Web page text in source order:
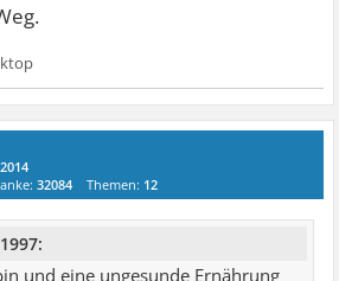
32084 Themen: 12
und eine ungesunde Ernährung